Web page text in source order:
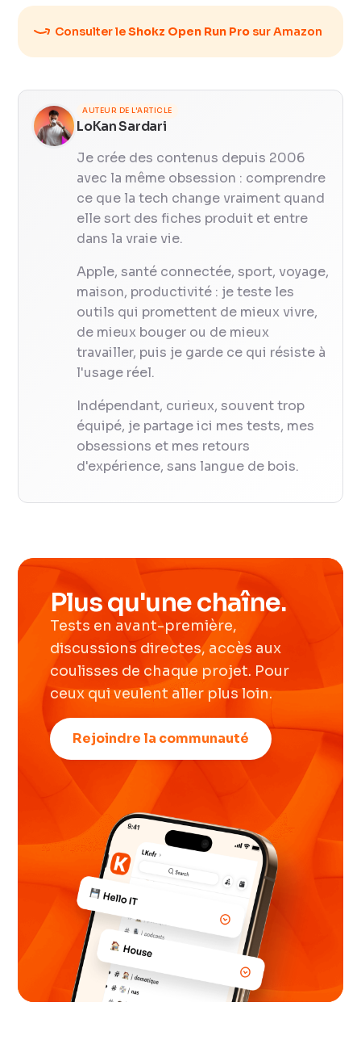
Consulter leShokz Open Run Pro sur Amazon
AUTEUR DE L'ARTICLE
LoKan Sardari
Je crée des contenus depuis 2006
avec la même obsession : comprendre
ce que la tech change vraiment quand
elle sort des fiches produit et entre
dans la vraie vie.
Apple, santé connectée, sport, voyage,
maison, productivité : je teste les
outils qui promettent de mieux vivre,
de mieux bouger ou de mieux
travailler, puis je garde ce qui résiste à
l'usage réel.
Indépendant, curieux, souvent trop
équipé, je partage ici mes tests, mes
obsessions et mes retours
d'expérience, sans langue de bois.
Plus qu'une chaîne.
Tests en avant-première,
discussions directes, accès aux
coulisses de chaque projet. Pour
ceux qui veulent aller plus loin.
Rejoindre la communauté